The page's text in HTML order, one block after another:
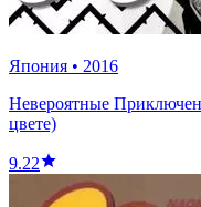
Япония • 2016
Невероятные
цвете)
9.22